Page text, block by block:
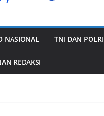
NASIONAL TNI DAN POLRI
REDAKSI